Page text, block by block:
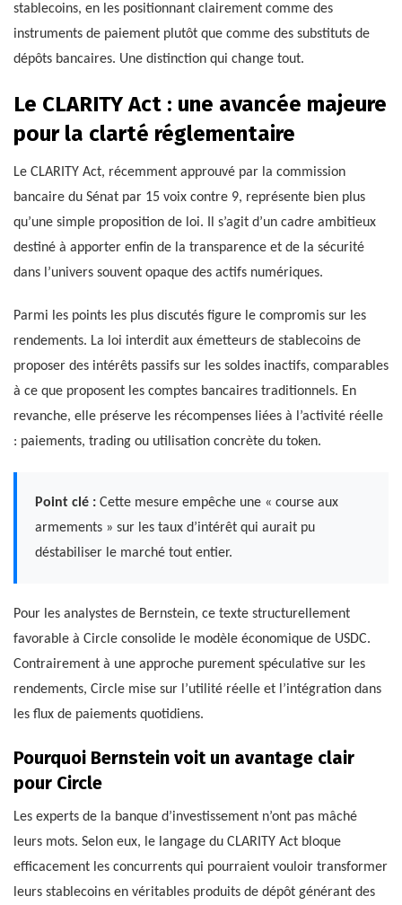
stablecoins, en les positionnant clairement comme des
instruments de paiement plutôt que comme des substituts de
dépôts bancaires. Une distinction qui change tout.
Le CLARITY Act : une avancée majeure
pour la clarté réglementaire
Le CLARITY Act, récemment approuvé par la commission
bancaire du Sénat par 15 voix contre 9, représente bien plus
qu’une simple proposition de loi. Il s’agit d’un cadre ambitieux
destiné à apporter enfin de la transparence et de la sécurité
dans l’univers souvent opaque des actifs numériques.
Parmi les points les plus discutés figure le compromis sur les
rendements. La loi interdit aux émetteurs de stablecoins de
proposer des intérêts passifs sur les soldes inactifs, comparables
à ce que proposent les comptes bancaires traditionnels. En
revanche, elle préserve les récompenses liées à l’activité réelle
: paiements, trading ou utilisation concrète du token.
Point clé : Cette mesure empêche une « course aux
armements » sur les taux d’intérêt qui aurait pu
déstabiliser le marché tout entier.
Pour les analystes de Bernstein, ce texte structurellement
favorable à Circle consolide le modèle économique de USDC.
Contrairement à une approche purement spéculative sur les
rendements, Circle mise sur l’utilité réelle et l’intégration dans
les flux de paiements quotidiens.
Pourquoi Bernstein voit un avantage clair
pour Circle
Les experts de la banque d’investissement n’ont pas mâché
leurs mots. Selon eux, le langage du CLARITY Act bloque
efficacement les concurrents qui pourraient vouloir transformer
leurs stablecoins en véritables produits de dépôt générant des